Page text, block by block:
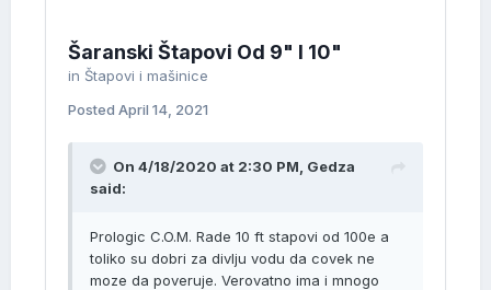
Šaranski Štapovi Od 9" I 10"
in Štapovi i mašinice
Posted April 14, 2021
On 4/18/2020 at 2:30 PM, Gedza
said:
Prologic C.O.M. Rade 10 ft stapovi od 100e a
toliko su dobri za divlju vodu da covek ne
moze da poveruje. Verovatno ima i mnogo